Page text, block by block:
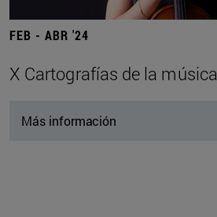
FEB - ABR '24
X Cartografías de la música
Más información